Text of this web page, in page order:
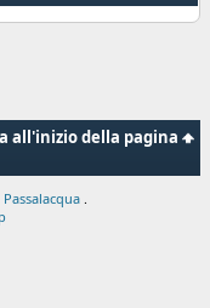
all'inizio della pagina